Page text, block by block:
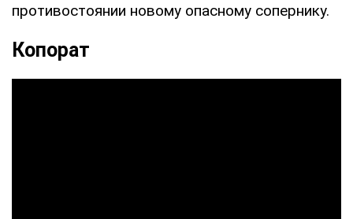
противостоянии новому опасному сопернику.
Копорат